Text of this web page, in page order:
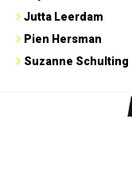
Jutta Leerdam
Pien Hersman
Suzanne Schulting